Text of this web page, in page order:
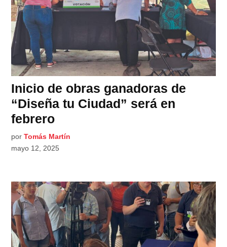
Inicio de obras ganadoras de
“Diseña tu Ciudad” será en
febrero
por Tomás Martín
mayo 12, 2025